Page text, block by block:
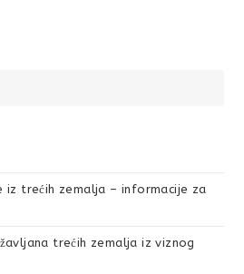
iz trećih zemalja – informacije za
trećih zemalja iz viznog